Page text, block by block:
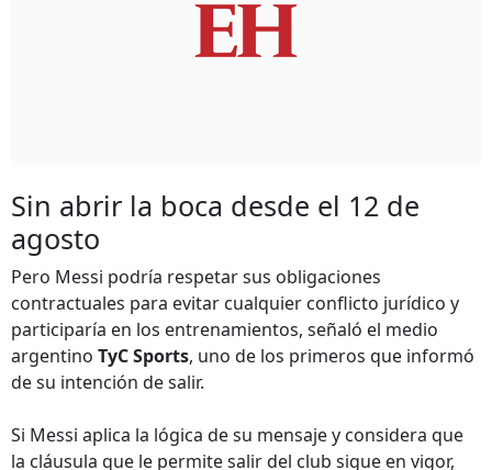
Sin abrir la boca desde el 12 de
agosto
Pero Messi podría respetar sus obligaciones
contractuales para evitar cualquier conflicto jurídico y
participaría en los entrenamientos, señaló el medio
argentino TyC Sports, uno de los primeros que informó
de su intención de salir.
Si Messi aplica la lógica de su mensaje y considera que
la cláusula que le permite salir del club sigue en vigor,